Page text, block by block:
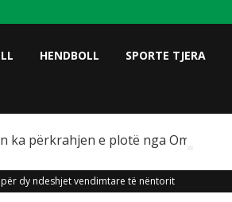
HENDBOLL SPORTE TJERA
ka përkrahjen e plotë nga Omeragiç
dy ndeshjet vendimtare të nëntorit